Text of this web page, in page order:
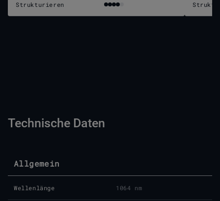
Strukturieren
Technische Daten
Allgemein
Wellenlänge 1064 nm